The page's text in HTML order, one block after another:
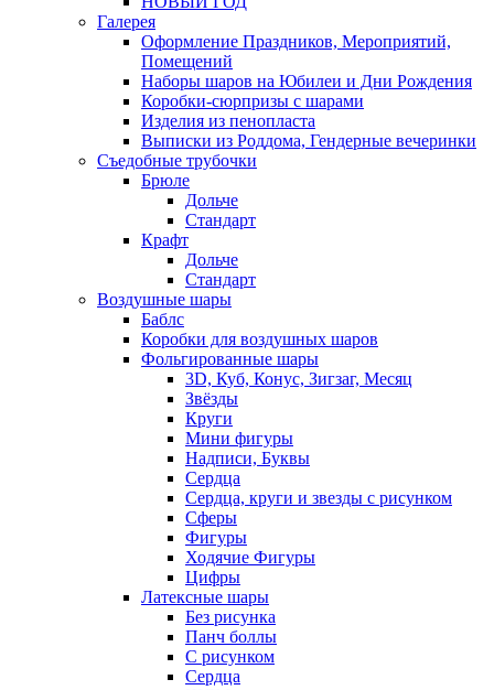
Галерея
Оформление Праздников, Мероприятий,
Помещений
Наборы шаров на Юбилеи и Дни Рождения
Коробки-сюрпризы с шарами
Изделия из пенопласта
Выписки из Роддома, Гендерные вечеринки
Съедобные трубочки
Брюле
Дольче
Стандарт
Крафт
Дольче
Стандарт
Воздушные шары
Баблс
Коробки для воздушных шаров
Фольгированные шары
3D, Куб, Конус, Зигзаг, Месяц
Звёзды
Круги
Мини фигуры
Надписи, Буквы
Сердца
Сердца, круги и звезды с рисунком
Сферы
Фигуры
Ходячие Фигуры
Цифры
Латексные шары
Без рисунка
Панч боллы
С рисунком
Сердца